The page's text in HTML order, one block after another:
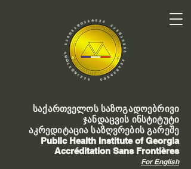
საქართველოს საზოგადოებრივი
ჯანდაცვის ინსტიტუტი
აკრედიტაცია საზღვრების გარეშე
Public Health Institute of Georgia
Accréditation Sans Frontières
For English